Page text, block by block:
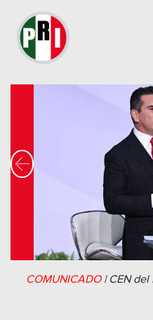
Previous
COMUNICADO| CEN del